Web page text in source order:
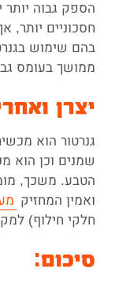
הספק גבוה יותר
חסכוניים יותר,
בהם שימוש
ממושך בעומס
יצרן
גנרטור הוא
שמנים וכן הוא
הטבע. משכך,
ואמין המחזיק
חלקי חילוף)
סיכום: